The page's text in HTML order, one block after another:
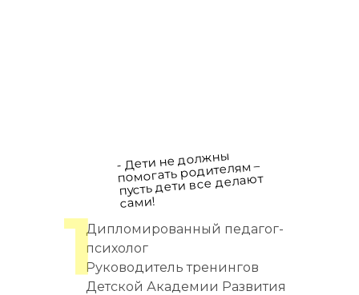
Дипломированный педагог-
психолог
Руководитель тренингов
Детской Академии Развития
1
- Дети не должны
помогать родителям –
пусть дети все делают
сами!